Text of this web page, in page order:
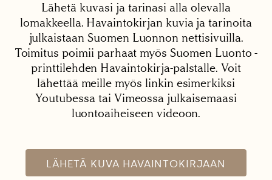
Lähetä kuvasi ja tarinasi alla olevalla
lomakkeella. Havaintokirjan kuvia ja tarinoita
julkaistaan Suomen Luonnon nettisivuilla.
Toimitus poimii parhaat myös Suomen Luonto -
printtilehden Havaintokirja-palstalle. Voit
lähettää meille myös linkin esimerkiksi
Youtubessa tai Vimeossa julkaisemaasi
luontoaiheiseen videoon.
LÄHETÄ KUVA HAVAINTOKIRJAAN